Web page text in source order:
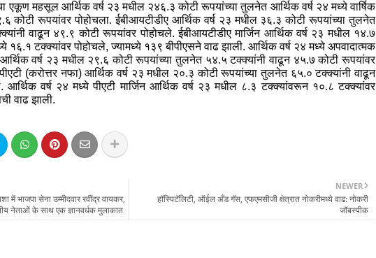
एकूण महसूल आर्थिक वर्ष २३ मधील २४६.३ कोटी रूपयांच्‍या तुलनेत आर्थिक वर्ष २४ मध्‍ये वार्षिक
कोटी रूपयांवर पोहोचला. ईबीआयटीडीए आर्थिक वर्ष २३ मधील ३६.३ कोटी रूपयांच्‍या तुलनेत
वाढून ४९.९ कोटी रूपयांवर पोहोचले. ईबीआयटीडीए मार्जिन आर्थिक वर्ष २३ मधील १४.७
१६.१ टक्‍क्‍यांवर पोहोचले, ज्‍यामध्‍ये १३९ बीपीएसने वाढ झाली. आर्थिक वर्ष २४ मध्‍ये अपवादात्‍मक
आर्थिक वर्ष २३ मधील २९.६ कोटी रूपयांच्‍या तुलनेत ५४.५ टक्‍क्‍यांनी वाढून ४५.७ कोटी रूपयांवर
(करोत्तर नफा) आर्थिक वर्ष २३ मधील २०.३ कोटी रूपयांच्‍या तुलनेत ६५.० टक्‍क्‍यांनी वाढून
आर्थिक वर्ष २४ मध्‍ये पीएटी मार्जिन आर्थिक वर्ष २३ मधील ८.३ टक्‍क्‍यांवरून १०.८ टक्‍क्‍यांवर
वाढ झाली.
NEWER
हॉस्पिटॅलिटी, ऑईल अँड गॅस, एफएमसीजी क्षेत्रात नोकरीमध्ये वाढ: नोकरी
जॉबस्‍पीक
में भाजपा सेना उम्मीदवार रवींद्र वायकर,
नेताओं के साथ एक ज्ञानवर्धक मुलाकात